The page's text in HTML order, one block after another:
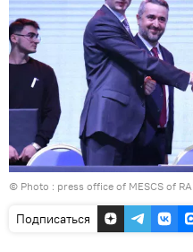
© Photo : press office of MESCS of RA
Подписаться